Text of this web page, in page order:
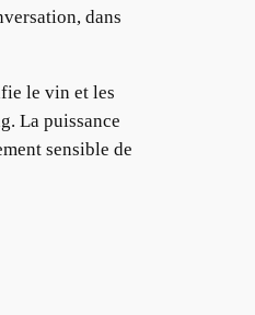
dans
le vin et les
La puissance
sensible de